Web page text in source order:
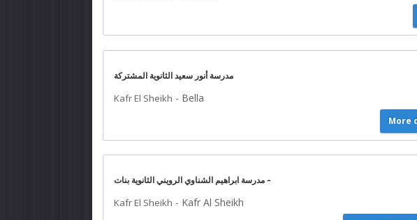
مدرسة أنور سعيد الثانوية المشتركة
Kafr El Sheikh - Bella
مدرسة ابراهيم الشناوي الرويني الثانوية بنات -
Kafr El Sheikh - Kafr Al Sheikh